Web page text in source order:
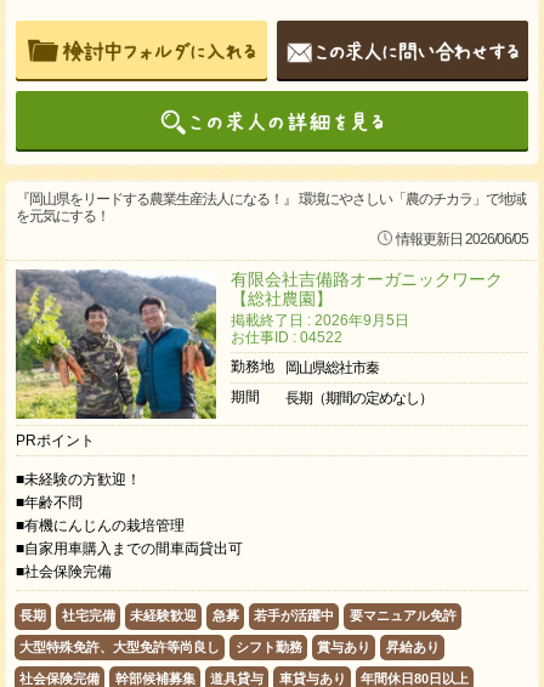
『岡山県をリードする農業生産法人になる！』 環境にやさしい「農のチカラ」で地域
を元気にする！
情報更新日 2026/06/05
有限会社吉備路オーガニックワーク
【総社農園】
掲載終了日 : 2026年9月5日
お仕事ID : 04522
勤務地
岡山県総社市秦
期間
長期（期間の定めなし）
PRポイント
■未経験の方歓迎！
■年齢不問
■有機にんじんの栽培管理
■自家用車購入までの間車両貸出可
■社会保険完備
長期 社宅完備 未経験歓迎 急募 若手が活躍中 要マニュアル免許
大型特殊免許、大型免許等尚良し シフト勤務 賞与あり 昇給あり
社会保険完備 幹部候補募集 道具貸与 車貸与あり 年間休日80日以上